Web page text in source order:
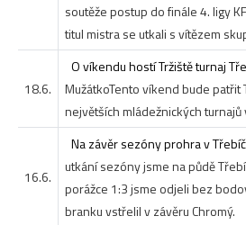
soutěže postup do finále 4. ligy
titul mistra se utkali s vítězem
18.6.
O víkendu hostí Tržiště turnaj
MužátkoTento víkend bude patřit
největších mládežnických turnajů
16.6.
Na závěr sezóny prohra v
utkání sezóny jsme na půdě
porážce 1:3 jsme odjeli bez
branku vstřelil v závěru Chromý.